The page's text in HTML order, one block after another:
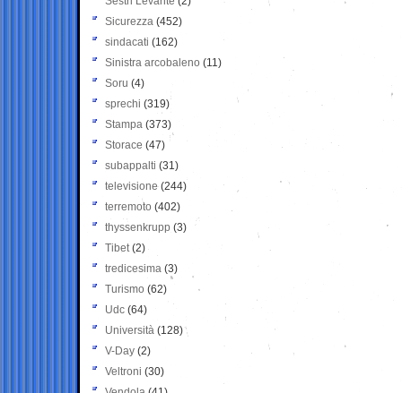
Sicurezza (452)
sindacati (162)
Sinistra arcobaleno (11)
Soru (4)
sprechi (319)
Stampa (373)
Storace (47)
subappalti (31)
televisione(244)
terremoto (402)
thyssenkrupp (3)
Tibet(2)
tredicesima (3)
Turismo (62)
Udc (64)
Università (128)
V-Day (2)
Veltroni (30)